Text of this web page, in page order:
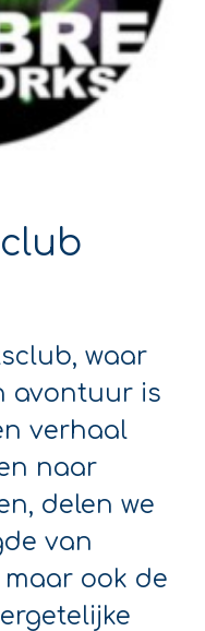
waar
avontuur is
verhaal
naar
delen we
van
ook de